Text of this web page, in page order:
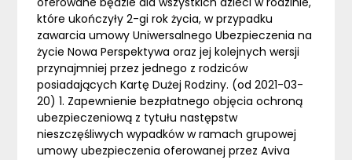
które ukończyły 2-gi rok życia, w przypadku
zawarcia umowy Uniwersalnego Ubezpieczenia na
życie Nowa Perspektywa oraz jej kolejnych wersji
przynajmniej przez jednego z rodziców
posiadających Kartę Dużej Rodziny. (od 2021-03-
20) 1. Zapewnienie bezpłatnego objęcia ochroną
ubezpieczeniową z tytułu następstw
nieszczęśliwych wypadków w ramach grupowej
umowy ubezpieczenia oferowanej przez Aviva